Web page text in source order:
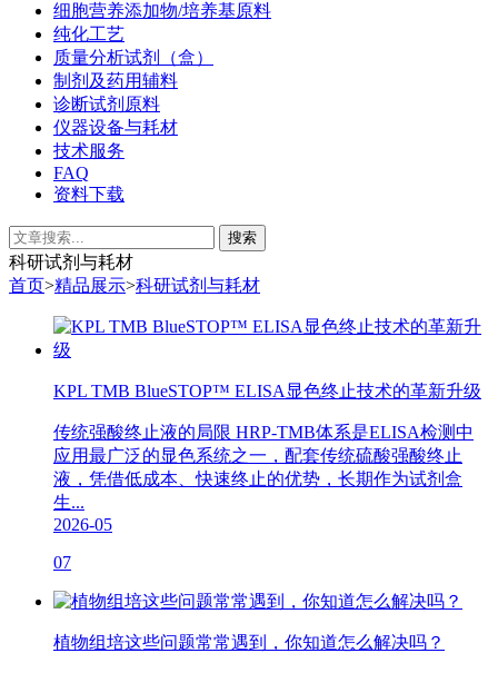
细胞营养添加物/培养基原料
纯化工艺
质量分析试剂（盒）
制剂及药用辅料
诊断试剂原料
仪器设备与耗材
技术服务
FAQ
资料下载
科研试剂与耗材
首页>精品展示>科研试剂与耗材
KPL TMB BlueSTOP™ ELISA显色终止技术的革新升级
传统强酸终止液的局限 HRP-TMB体系是ELISA检测中
应用最广泛的显色系统之一，配套传统硫酸强酸终止
液，凭借低成本、快速终止的优势，长期作为试剂盒
生...
2026-05
07
植物组培这些问题常常遇到，你知道怎么解决吗？